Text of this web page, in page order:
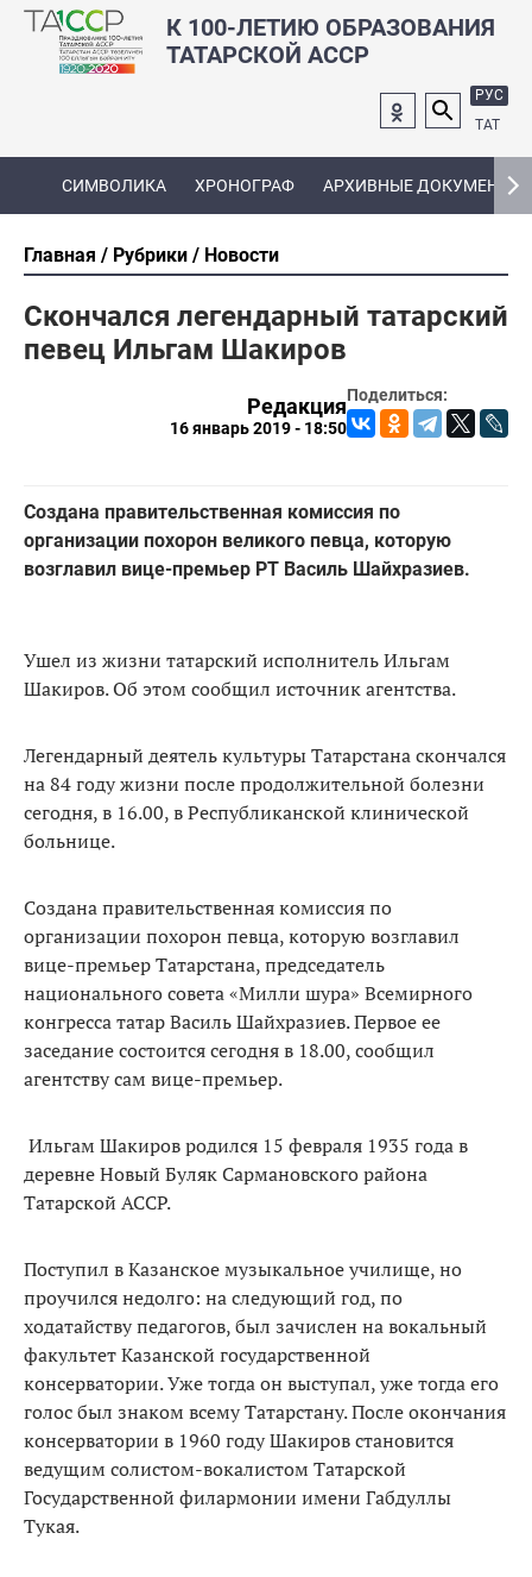
К 100-ЛЕТИЮ ОБРАЗОВАНИЯ
ТАТАРСКОЙ АССР
РУС
ТАТ
СИМВОЛИКА ХРОНОГРАФ АРХИВНЫЕ ДОКУМЕНТЫ
Главная Рубрики Новости
Скончался легендарный татарский
певец Ильгам Шакиров
Поделиться:
Редакция
16 январь 2019 - 18:50
Создана правительственная комиссия по
организации похорон великого певца, которую
возглавил вице-премьер РТ Василь Шайхразиев.
Ушел из жизни татарский исполнитель Ильгам
Шакиров. Об этом сообщил источник агентства.
Легендарный деятель культуры Татарстана скончался
на 84 году жизни после продолжительной болезни
сегодня, в 16.00, в Республиканской клинической
больнице.
Создана правительственная комиссия по
организации похорон певца, которую возглавил
вице-премьер Татарстана, председатель
национального совета «Милли шура» Всемирного
конгресса татар Василь Шайхразиев. Первое ее
заседание состоится сегодня в 18.00, сообщил
агентству сам вице-премьер.
Ильгам Шакиров родился 15 февраля 1935 года в
деревне Новый Буляк Сармановского района
Татарской АССР.
Поступил в Казанское музыкальное училище, но
проучился недолго: на следующий год, по
ходатайству педагогов, был зачислен на вокальный
факультет Казанской государственной
консерватории. Уже тогда он выступал, уже тогда его
голос был знаком всему Татарстану. После окончания
консерватории в 1960 году Шакиров становится
ведущим солистом-вокалистом Татарской
Государственной филармонии имени Габдуллы
Тукая.